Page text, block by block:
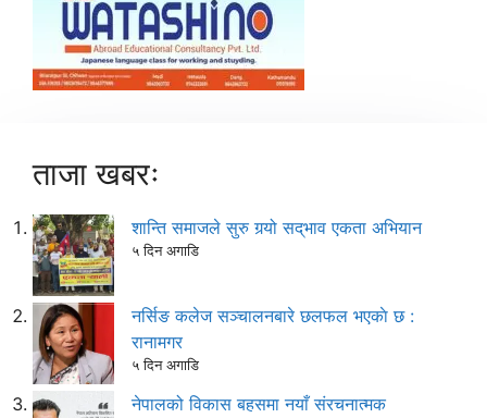
ताजा खबरः
शान्ति समाजले सुरु गर्‍यो सद्‌भाव एकता अभियान
५ दिन अगाडि
नर्सिङ कलेज सञ्चालनबारे छलफल भएकाे छ :
रानामगर
५ दिन अगाडि
नेपालको विकास बहसमा नयाँ संरचनात्मक